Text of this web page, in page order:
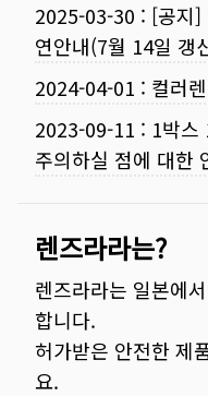
2025-03-30 : [공지]
연안내(7월 14일 갱
2024-04-01 : 컬러
2023-09-11 : 1박스
주의하실 점에 대한
렌즈라라는?
렌즈라라는 일본에
합니다.
허가받은 안전한 제
요.